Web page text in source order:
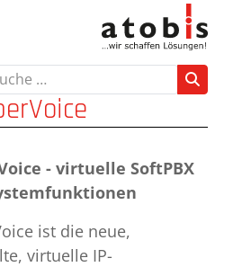
- virtuelle SoftPBX
ist die neue,
virtuelle IP-